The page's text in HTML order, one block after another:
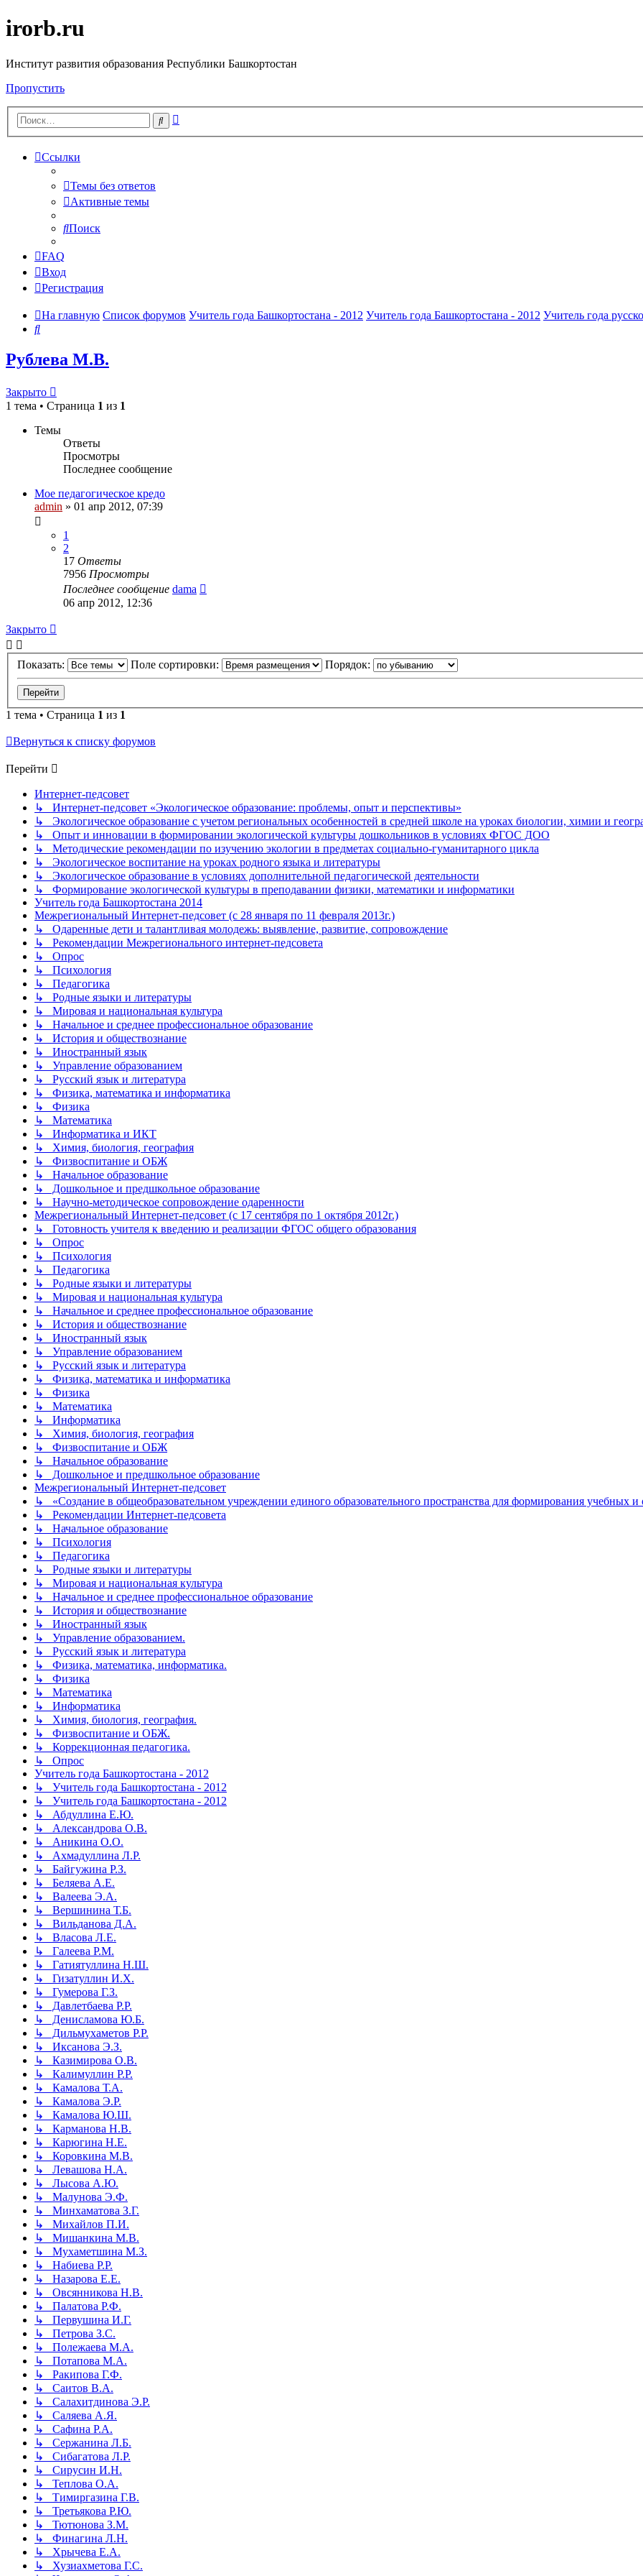
irorb.ru
Институт развития образования Республики Башкортостан
Пропустить
Поиск
Ссылки
Темы без ответов
Активные темы
Поиск
FAQ
Вход
Регистрация
На главную Список форумов Учитель года Башкортостана - 2012 Учитель года Башкортостана - 2012 Учитель года
Поиск
Рублева М.В.
Закрыто
1 тема • Страница 1 из 1
Темы
Ответы
Просмотры
Последнее сообщение
Мое педагогическое кредо
admin » 01 апр 2012, 07:39
1
2
17 Ответы
7956 Просмотры
Последнее сообщение dama
06 апр 2012, 12:36
Закрыто
Показать: Поле сортировки: Порядок:
1 тема • Страница 1 из 1
Вернуться к списку форумов
Перейти
Интернет-педсовет
↳ Интернет-педсовет «Экологическое образование: проблемы, опыт и перспективы»
↳ Экологическое образование с учетом региональных особенностей в средней школе на уроках биологии, химии и
↳ Опыт и инновации в формировании экологической культуры дошкольников в условиях ФГОС ДОО
↳ Методические рекомендации по изучению экологии в предметах социально-гуманитарного цикла
↳ Экологическое воспитание на уроках родного языка и литературы
↳ Экологическое образование в условиях дополнительной педагогической деятельности
↳ Формирование экологической культуры в преподавании физики, математики и информатики
Учитель года Башкортостана 2014
Межрегиональный Интернет-педсовет (с 28 января по 11 февраля 2013г.)
↳ Одаренные дети и талантливая молодежь: выявление, развитие, сопровождение
↳ Рекомендации Межрегионального интернет-педсовета
↳ Опрос
↳ Психология
↳ Педагогика
↳ Родные языки и литературы
↳ Мировая и национальная культура
↳ Начальное и среднее профессиональное образование
↳ История и обществознание
↳ Иностранный язык
↳ Управление образованием
↳ Русский язык и литература
↳ Физика, математика и информатика
↳ Физика
↳ Математика
↳ Информатика и ИКТ
↳ Химия, биология, география
↳ Физвоспитание и ОБЖ
↳ Начальное образование
↳ Дошкольное и предшкольное образование
↳ Научно-методическое сопровождение одаренности
Межрегиональный Интернет-педсовет (с 17 сентября по 1 октября 2012г.)
↳ Готовность учителя к введению и реализации ФГОС общего образования
↳ Опрос
↳ Психология
↳ Педагогика
↳ Родные языки и литературы
↳ Мировая и национальная культура
↳ Начальное и среднее профессиональное образование
↳ История и обществознание
↳ Иностранный язык
↳ Управление образованием
↳ Русский язык и литература
↳ Физика, математика и информатика
↳ Физика
↳ Математика
↳ Информатика
↳ Химия, биология, география
↳ Физвоспитание и ОБЖ
↳ Начальное образование
↳ Дошкольное и предшкольное образование
Межрегиональный Интернет-педсовет
↳ «Создание в общеобразовательном учреждении единого образовательного пространства для формирования учебных
↳ Рекомендации Интернет-педсовета
↳ Начальное образование
↳ Психология
↳ Педагогика
↳ Родные языки и литературы
↳ Мировая и национальная культура
↳ Начальное и среднее профессиональное образование
↳ История и обществознание
↳ Иностранный язык
↳ Управление образованием.
↳ Русский язык и литература
↳ Физика, математика, информатика.
↳ Физика
↳ Математика
↳ Информатика
↳ Химия, биология, география.
↳ Физвоспитание и ОБЖ.
↳ Коррекционная педагогика.
↳ Опрос
Учитель года Башкортостана - 2012
↳ Учитель года Башкортостана - 2012
↳ Учитель года Башкортостана - 2012
↳ Абдуллина Е.Ю.
↳ Александрова О.В.
↳ Аникина О.О.
↳ Ахмадуллина Л.Р.
↳ Байгужина Р.З.
↳ Беляева А.Е.
↳ Валеева Э.А.
↳ Вершинина Т.Б.
↳ Вильданова Д.А.
↳ Власова Л.Е.
↳ Галеева Р.М.
↳ Гатиятуллина Н.Ш.
↳ Гизатуллин И.Х.
↳ Гумерова Г.З.
↳ Давлетбаева Р.Р.
↳ Денисламова Ю.Б.
↳ Дильмухаметов Р.Р.
↳ Иксанова Э.З.
↳ Казимирова О.В.
↳ Калимуллин Р.Р.
↳ Камалова Т.А.
↳ Камалова Э.Р.
↳ Камалова Ю.Ш.
↳ Карманова Н.В.
↳ Карюгина Н.Е.
↳ Коровкина М.В.
↳ Левашова Н.А.
↳ Лысова А.Ю.
↳ Малунова Э.Ф.
↳ Минхаматова З.Г.
↳ Михайлов П.И.
↳ Мишанкина М.В.
↳ Мухаметшина М.З.
↳ Набиева Р.Р.
↳ Назарова Е.Е.
↳ Овсянникова Н.В.
↳ Палатова Р.Ф.
↳ Первушина И.Г.
↳ Петрова З.С.
↳ Полежаева М.А.
↳ Потапова М.А.
↳ Ракипова Г.Ф.
↳ Саитов В.А.
↳ Салахитдинова Э.Р.
↳ Саляева А.Я.
↳ Сафина Р.А.
↳ Сержанина Л.Б.
↳ Сибагатова Л.Р.
↳ Сирусин И.Н.
↳ Теплова О.А.
↳ Тимиргазина Г.В.
↳ Третьякова Р.Ю.
↳ Тютюнова З.М.
↳ Финагина Л.Н.
↳ Хрычева Е.А.
↳ Хузиахметова Г.С.